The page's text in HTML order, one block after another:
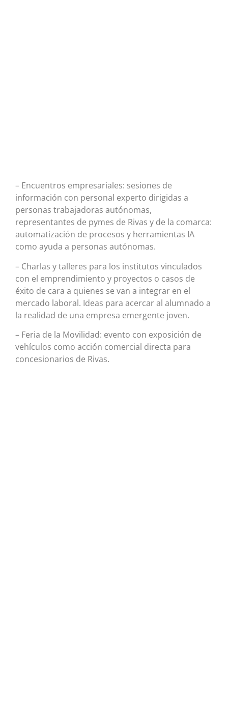
– Encuentros empresariales: sesiones de
información con personal experto dirigidas a
personas trabajadoras autónomas,
representantes de pymes de Rivas y de la comarca:
automatización de procesos y herramientas IA
como ayuda a personas autónomas.
– Charlas y talleres para los institutos vinculados
con el emprendimiento y proyectos o casos de
éxito de cara a quienes se van a integrar en el
mercado laboral. Ideas para acercar al alumnado a
la realidad de una empresa emergente joven.
– Feria de la Movilidad: evento con exposición de
vehículos como acción comercial directa para
concesionarios de Rivas.